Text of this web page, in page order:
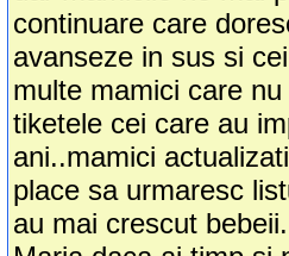
continuare care
avanseze in sus si
multe mamici care
tiketele cei care au
ani..mamici
place sa urmaresc
au mai crescut